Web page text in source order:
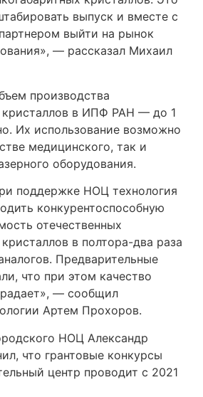
выпуск и вместе с
выйти на рынок
— рассказал Михаил
производства
кристаллов в ИПФ РАН — до 1
Их использование возможно
медицинского, так и
оборудования.
поддержке НОЦ технология
конкурентоспособную
отечественных
в полтора-два раза
Предварительные
что при этом качество
— сообщил
Артем Прохоров.
НОЦ Александр
что грантовые конкурсы
центр проводит с 2021